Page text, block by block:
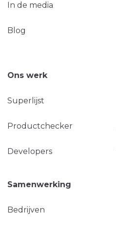
In de media
Blog
Ons werk
Superlijst
Productchecker
Developers
Samenwerking
Bedrijven